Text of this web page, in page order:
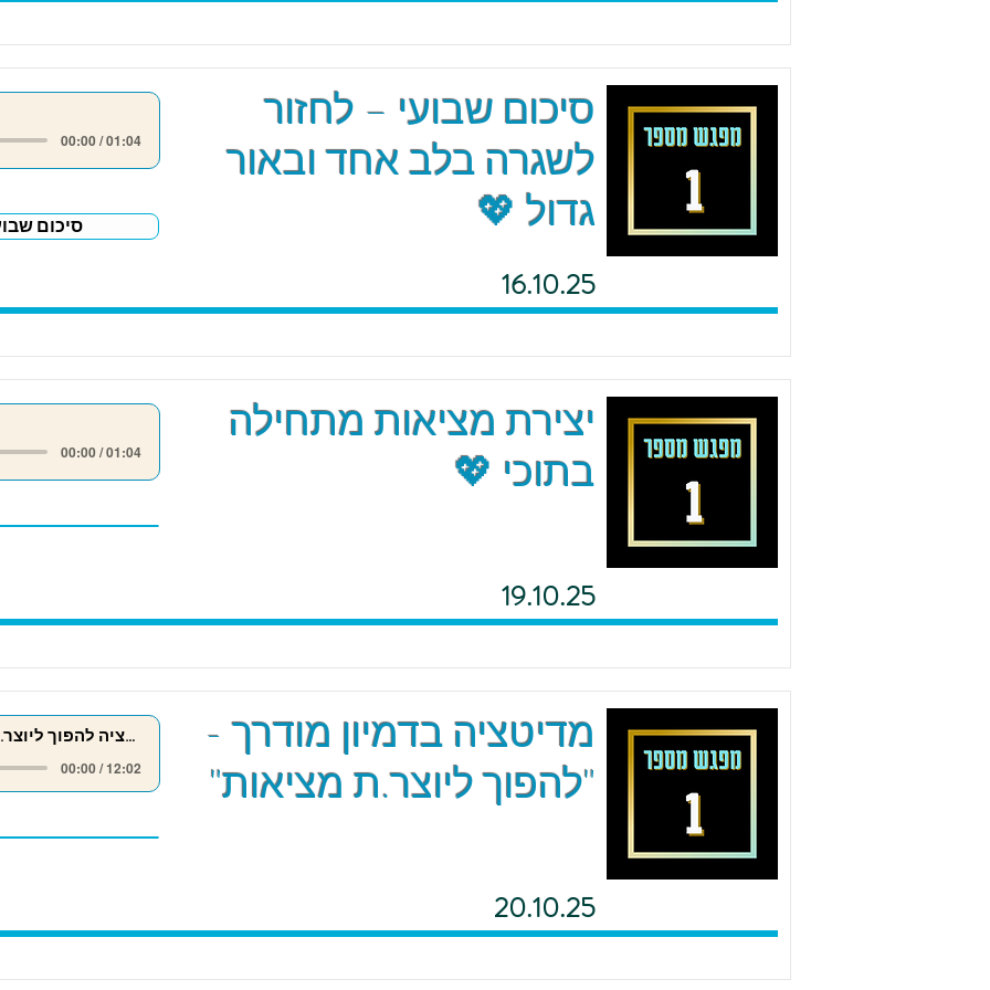
00:00 / 01:04
סיכום
סיכום שבועי – לחזור
לשגרה בלב אחד ובאור
גדול 💖
16.10.25
00:00 / 01:04
יצירת מציאות מתחילה
בתוכי 💖
19.10.25
מדיטציה להפוך ליוצר.ת מציאות
00:00 / 12:02
מדיטציה בדמיון מודרך -
"להפוך ליוצר.ת מציאות"
20.10.25